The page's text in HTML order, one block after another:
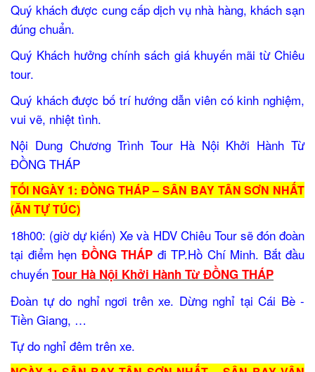
Quý khách được cung cấp dịch vụ nhà hàng, khách sạn
đúng chuẩn.
Quý Khách hưởng chính sách giá khuyến mãi từ Chiêu
tour.
Quý khách được bố trí hướng dẫn viên có kinh nghiệm,
vui vẽ, nhiệt tình.
Nội Dung Chương Trình Tour Hà Nội Khởi Hành Từ
ĐỒNG THÁP
TỐI NGÀY 1: ĐỒNG THÁP – SÂN BAY TÂN SƠN NHẤT
(ĂN TỰ TÚC)
18h00: (giờ dự kiến) Xe và HDV Chiêu Tour sẽ đón đoàn
tại điểm hẹn ĐỒNG THÁP đi TP.Hồ Chí Minh. Bắt đầu
chuyến Tour Hà Nội Khởi Hành Từ ĐỒNG THÁP
Đoàn tự do nghỉ ngơi trên xe. Dừng nghỉ tại Cái Bè -
Tiền Giang, …
Tự do nghỉ đêm trên xe.